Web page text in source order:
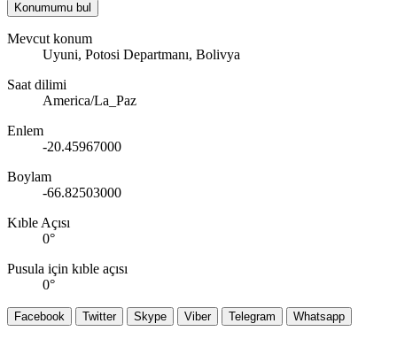
Konumumu bul
Mevcut konum
Uyuni, Potosi Departmanı, Bolivya
Saat dilimi
America/La_Paz
Enlem
-20.45967000
Boylam
-66.82503000
Kıble Açısı
0°
Pusula için kıble açısı
0°
Facebook Twitter Skype Viber Telegram Whatsapp